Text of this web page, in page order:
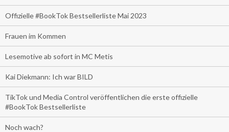
Offizielle #BookTok Bestsellerliste Mai 2023
Frauen im Kommen
Lesemotive ab sofort in MC Metis
Kai Diekmann: Ich war BILD
TikTok und Media Control veröffentlichen die erste offizielle
#BookTok Bestsellerliste
Noch wach?